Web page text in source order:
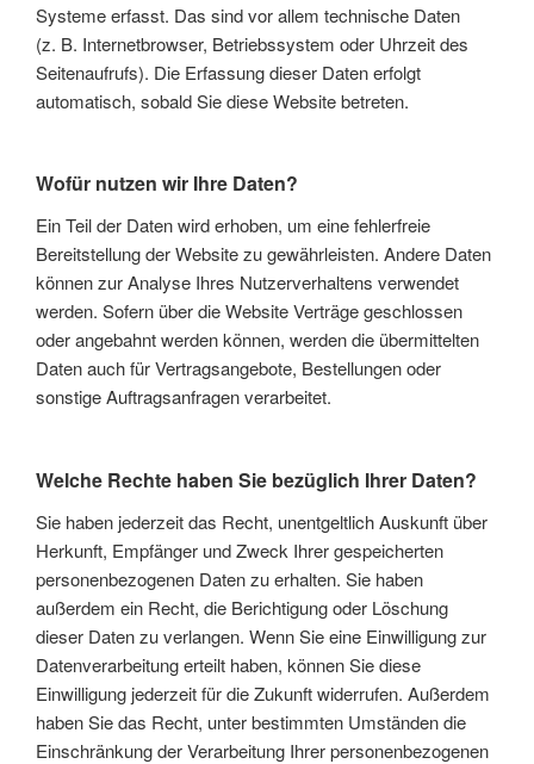
Systeme erfasst. Das sind vor allem technische Daten
(z. B. Internetbrowser, Betriebssystem oder Uhrzeit des
Seitenaufrufs). Die Erfassung dieser Daten erfolgt
automatisch, sobald Sie diese Website betreten.
Wofür nutzen wir Ihre Daten?
Ein Teil der Daten wird erhoben, um eine fehlerfreie
Bereitstellung der Website zu gewährleisten. Andere Daten
können zur Analyse Ihres Nutzerverhaltens verwendet
werden. Sofern über die Website Verträge geschlossen
oder angebahnt werden können, werden die übermittelten
Daten auch für Vertragsangebote, Bestellungen oder
sonstige Auftragsanfragen verarbeitet.
Welche Rechte haben Sie bezüglich Ihrer Daten?
Sie haben jederzeit das Recht, unentgeltlich Auskunft über
Herkunft, Empfänger und Zweck Ihrer gespeicherten
personenbezogenen Daten zu erhalten. Sie haben
außerdem ein Recht, die Berichtigung oder Löschung
dieser Daten zu verlangen. Wenn Sie eine Einwilligung zur
Datenverarbeitung erteilt haben, können Sie diese
Einwilligung jederzeit für die Zukunft widerrufen. Außerdem
haben Sie das Recht, unter bestimmten Umständen die
Einschränkung der Verarbeitung Ihrer personenbezogenen